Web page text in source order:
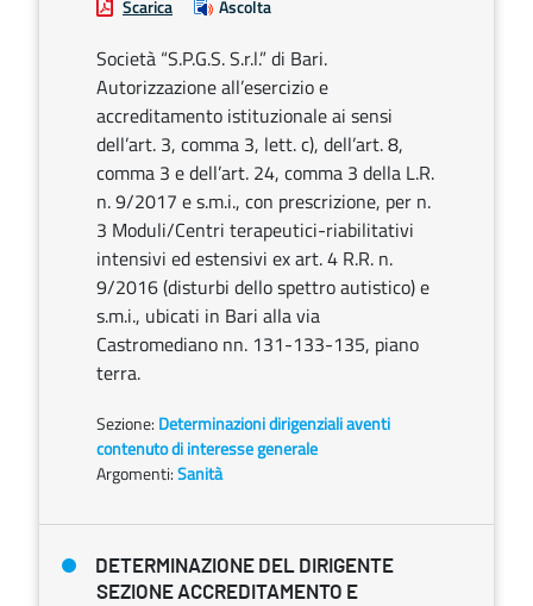
Scarica Ascolta
Società “S.P.G.S. S.r.l.” di Bari.
Autorizzazione all’esercizio e
accreditamento istituzionale ai sensi
dell’art. 3, comma 3, lett. c), dell’art. 8,
comma 3 e dell’art. 24, comma 3 della L.R.
n. 9/2017 e s.m.i., con prescrizione, per n.
3 Moduli/Centri terapeutici-riabilitativi
intensivi ed estensivi ex art. 4 R.R. n.
9/2016 (disturbi dello spettro autistico) e
s.m.i., ubicati in Bari alla via
Castromediano nn. 131-133-135, piano
terra.
Sezione: Determinazioni dirigenziali aventi
contenuto di interesse generale
Argomenti:Sanità
DETERMINAZIONE DEL DIRIGENTE
SEZIONE ACCREDITAMENTO E